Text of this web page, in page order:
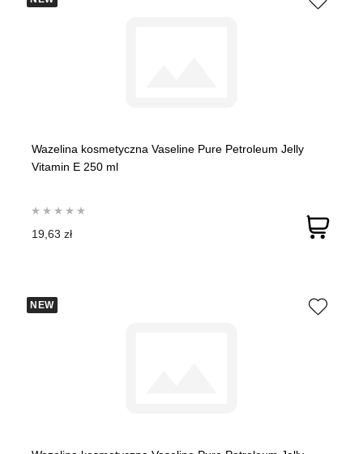
Wazelina kosmetyczna Vaseline Pure Petroleum Jelly
Vitamin E 250 ml
19,63 zł
NEW